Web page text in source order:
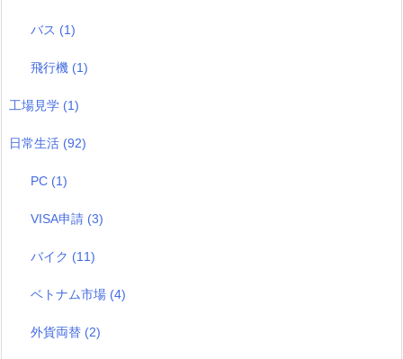
バス (1)
飛行機 (1)
工場見学 (1)
日常生活 (92)
PC (1)
VISA申請 (3)
バイク (11)
ベトナム市場 (4)
外貨両替 (2)